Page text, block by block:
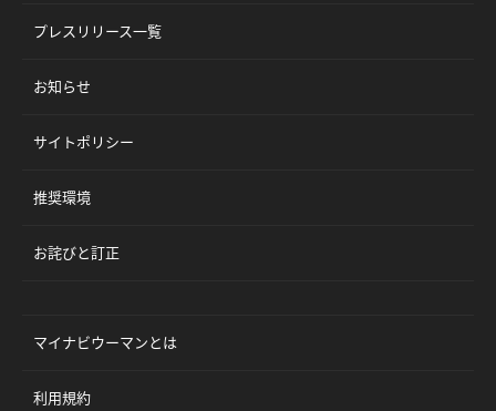
プレスリリース一覧
お知らせ
サイトポリシー
推奨環境
お詫びと訂正
マイナビウーマンとは
利用規約